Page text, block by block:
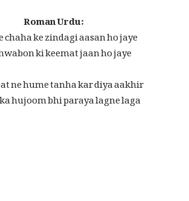
Roman Urdu:
chaha ke zindagi aasan ho jaye
ki keemat jaan ho jaye
ne hume tanha kar diya aakhir
hujoom bhi paraya lagne laga